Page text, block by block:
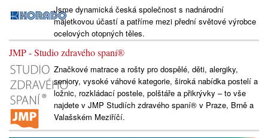
Jsme dynamická česká společnost s nadnárodní
majetkovou účastí a patříme mezi přední světové výrobce
ocelových otopných těles.
JMP - Studio zdravého spaní®
Značkové matrace a rošty pro dospělé, děti, alergiky,
seniory, vysoké váhové kategorie, široká nabídka postelí a
ložnic, rozkládací postele, polštáře a přikrývky – to vše
najdete v JMP Studiích zdravého spaní® v Praze, Brně a
Valašském Meziříčí.